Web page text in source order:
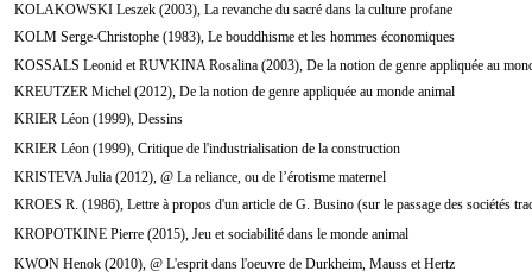
KOLAKOWSKI Leszek (2003), La revanche du sacré dans la culture profane
KOLM Serge-Christophe (1983), Le bouddhisme et les hommes économiques
KOSSALS Leonid et RUVKINA Rosalina (2003), De la notion de genre appliquée au
KREUTZER Michel (2012), De la notion de genre appliquée au monde animal
KRIER Léon (1999), Dessins
KRIER Léon (1999), Critique de l'industrialisation de la construction
KRISTEVA Julia (2012), @ La reliance, ou de l’érotisme maternel
KROES R. (1986), Lettre à propos d'un article de G. Busino (sur le passage des sociétés
KROPOTKINE Pierre (2015), Jeu et sociabilité dans le monde animal
KWON Henok (2010), @ L'esprit dans l'oeuvre de Durkheim, Mauss et Hertz